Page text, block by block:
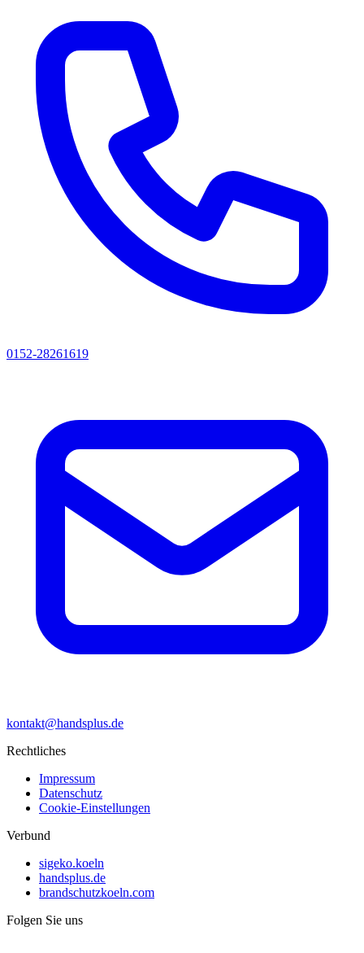
0152-28261619
kontakt@handsplus.de
Rechtliches
Impressum
Datenschutz
Cookie-Einstellungen
Verbund
sigeko.koeln
handsplus.de
brandschutzkoeln.com
Folgen Sie uns